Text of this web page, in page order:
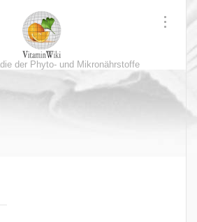
der Phyto- und Mikronährstoffe